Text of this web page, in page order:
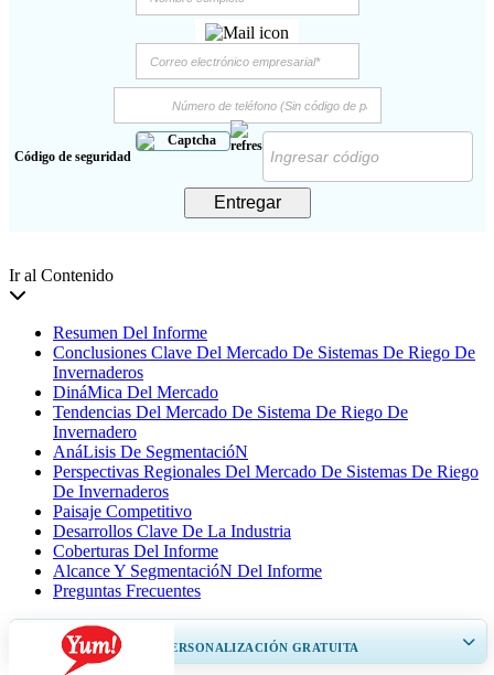
Código de seguridad
Entregar
Ir al Contenido
Resumen Del Informe
Conclusiones Clave Del Mercado De Sistemas De Riego De
Invernaderos
DináMica Del Mercado
Tendencias Del Mercado De Sistema De Riego De
Invernadero
AnáLisis De SegmentacióN
Perspectivas Regionales Del Mercado De Sistemas De Riego
De Invernaderos
Paisaje Competitivo
Desarrollos Clave De La Industria
Coberturas Del Informe
Alcance Y SegmentacióN Del Informe
Preguntas Frecuentes
OBTENGA UN 20% DE PERSONALIZACIÓN GRATUITA